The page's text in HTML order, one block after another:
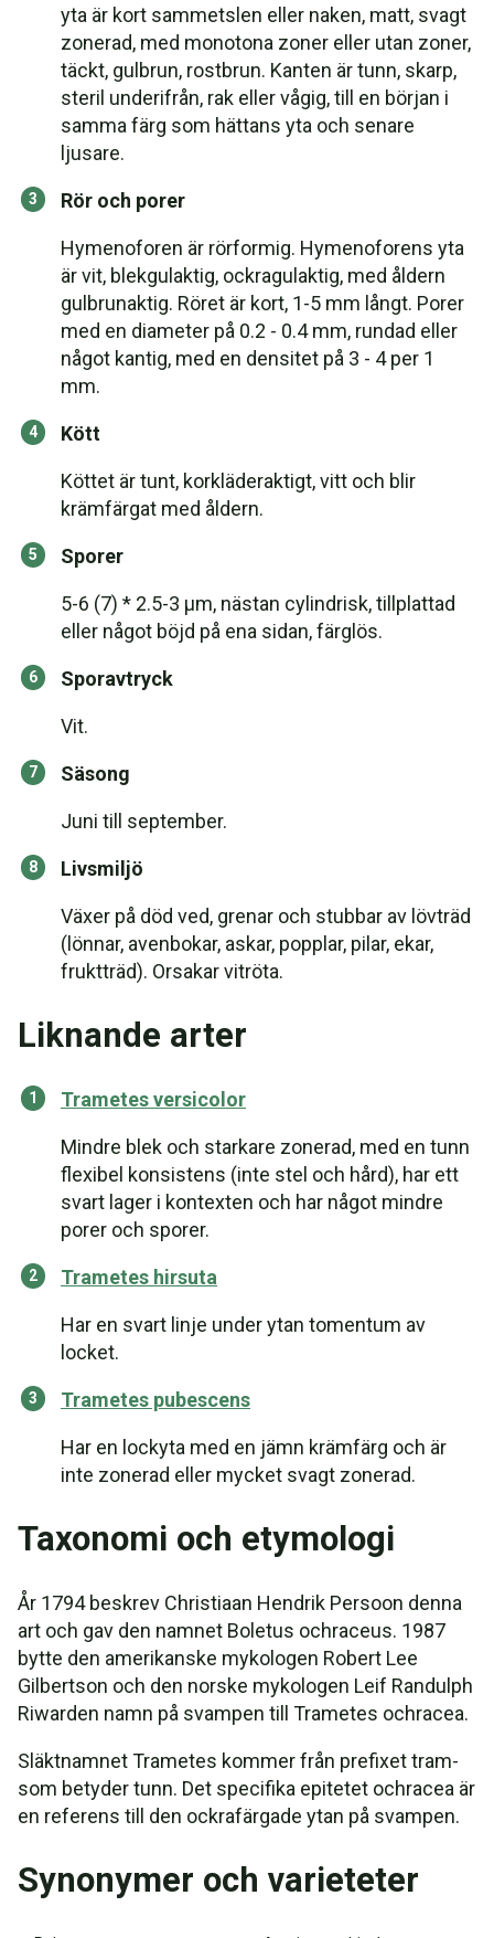
yta är kort sammetslen eller naken, matt, svagt
zonerad, med monotona zoner eller utan zoner,
täckt, gulbrun, rostbrun. Kanten är tunn, skarp,
steril underifrån, rak eller vågig, till en början i
samma färg som hättans yta och senare
ljusare.
Rör och porer
Hymenoforen är rörformig. Hymenoforens yta
är vit, blekgulaktig, ockragulaktig, med åldern
gulbrunaktig. Röret är kort, 1-5 mm långt. Porer
med en diameter på 0.2 - 0.4 mm, rundad eller
något kantig, med en densitet på 3 - 4 per 1
mm.
Kött
Köttet är tunt, korkläderaktigt, vitt och blir
krämfärgat med åldern.
Sporer
5-6 (7) * 2.5-3 μm, nästan cylindrisk, tillplattad
eller något böjd på ena sidan, färglös.
Sporavtryck
Vit.
Säsong
Juni till september.
Livsmiljö
Växer på död ved, grenar och stubbar av lövträd
(lönnar, avenbokar, askar, popplar, pilar, ekar,
fruktträd). Orsakar vitröta.
Liknande arter
Trametes versicolor
Mindre blek och starkare zonerad, med en tunn
flexibel konsistens (inte stel och hård), har ett
svart lager i kontexten och har något mindre
porer och sporer.
Trametes hirsuta
Har en svart linje under ytan tomentum av
locket.
Trametes pubescens
Har en lockyta med en jämn krämfärg och är
inte zonerad eller mycket svagt zonerad.
Taxonomi och etymologi
År 1794 beskrev Christiaan Hendrik Persoon denna
art och gav den namnet Boletus ochraceus. 1987
bytte den amerikanske mykologen Robert Lee
Gilbertson och den norske mykologen Leif Randulph
Riwarden namn på svampen till Trametes ochracea.
Släktnamnet Trametes kommer från prefixet tram-
som betyder tunn. Det specifika epitetet ochracea är
en referens till den ockrafärgade ytan på svampen.
Synonymer och varieteter